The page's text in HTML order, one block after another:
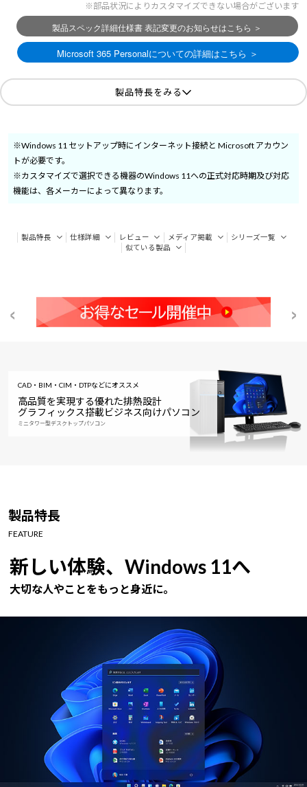
※部品状況によりカスタマイズできない場合がございます
製品特長をみる
※Windows 11 セットアップ時にインターネット接続と Microsoft アカウン
トが必要です。
※カスタマイズで選択できる機器のWindows 11への正式対応時期及び対応
機能は、各メーカーによって異なります。
製品特長 仕様詳細 レビュー メディア掲載
シリーズ一覧
似ている製品
CAD・BIM・CIM・DTPなどにオススメ
高品質を実現する優れた排熱設計
グラフィックス搭載ビジネス向けパソコン
ミニタワー型デスクトップパソコン
製品特長
FEATURE
新しい体験、Windows 11へ
大切な人やことをもっと身近に。